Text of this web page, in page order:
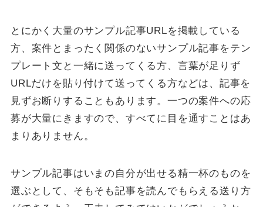
とにかく大量のサンプル記事URLを掲載している
方、案件とまったく関係のないサンプル記事をテン
プレート文と一緒に送ってくる方、言葉が足りず
URLだけを貼り付けて送ってくる方などは、記事を
見ずお断りすることもあります。一つの案件への応
募が大量にきますので、すべてに目を通すことはあ
まりありません。
サンプル記事はいまの自分が出せる精一杯のものを
選ぶとして、そもそも記事を読んでもらえる送り方